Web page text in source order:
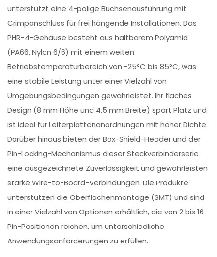
unterstützt eine 4-polige Buchsenausführung mit
Crimpanschluss für frei hängende Installationen. Das
PHR-4-Gehäuse besteht aus haltbarem Polyamid
(PA66, Nylon 6/6) mit einem weiten
Betriebstemperaturbereich von -25°C bis 85°C, was
eine stabile Leistung unter einer Vielzahl von
Umgebungsbedingungen gewährleistet. Ihr flaches
Design (8 mm Höhe und 4,5 mm Breite) spart Platz und
ist ideal für Leiterplattenanordnungen mit hoher Dichte.
Darüber hinaus bieten der Box-Shield-Header und der
Pin-Locking-Mechanismus dieser Steckverbinderserie
eine ausgezeichnete Zuverlässigkeit und gewährleisten
starke Wire-to-Board-Verbindungen. Die Produkte
unterstützen die Oberflächenmontage (SMT) und sind
in einer Vielzahl von Optionen erhältlich, die von 2 bis 16
Pin-Positionen reichen, um unterschiedliche
Anwendungsanforderungen zu erfüllen.